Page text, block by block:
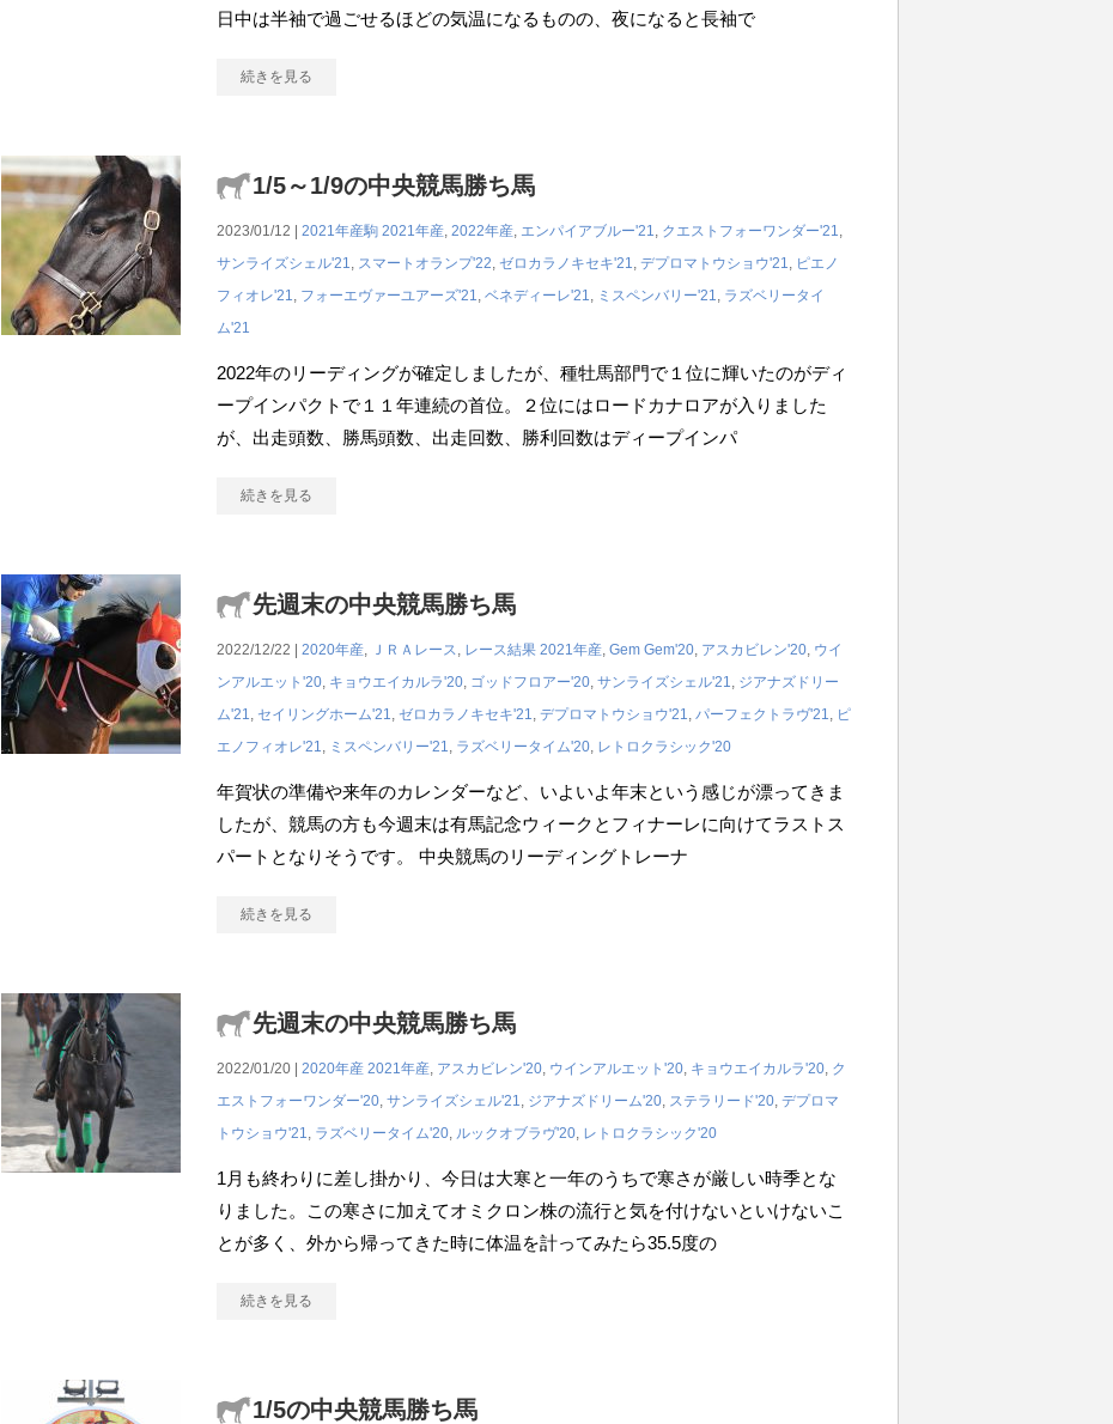
日中は半袖で過ごせるほどの気温になるものの、夜になると長袖で
続きを見る
1/5～1/9の中央競馬勝ち馬
2023/01/12 | 2021年産駒 2021年産, 2022年産, エンパイアブルー'21, クエストフォーワンダー'21,
サンライズシェル'21, スマートオランプ'22, ゼロカラノキセキ'21, デプロマトウショウ'21, ピエノ
フィオレ'21, フォーエヴァーユアーズ'21, ベネディーレ'21, ミスペンバリー'21, ラズベリータイ
ム'21
2022年のリーディングが確定しましたが、種牡馬部門で１位に輝いたのがディ
ープインパクトで１１年連続の首位。２位にはロードカナロアが入りました
が、出走頭数、勝馬頭数、出走回数、勝利回数はディープインパ
続きを見る
先週末の中央競馬勝ち馬
2022/12/22 | 2020年産, ＪＲＡレース, レース結果 2021年産, Gem Gem'20, アスカビレン'20, ウイ
ンアルエット'20, キョウエイカルラ'20, ゴッドフロアー'20, サンライズシェル'21, ジアナズドリー
ム'21, セイリングホーム'21, ゼロカラノキセキ'21, デプロマトウショウ'21, パーフェクトラヴ'21, ピ
エノフィオレ'21, ミスペンバリー'21, ラズベリータイム'20, レトロクラシック'20
年賀状の準備や来年のカレンダーなど、いよいよ年末という感じが漂ってきま
したが、競馬の方も今週末は有馬記念ウィークとフィナーレに向けてラストス
パートとなりそうです。 中央競馬のリーディングトレーナ
続きを見る
先週末の中央競馬勝ち馬
2022/01/20 | 2020年産 2021年産, アスカビレン'20, ウインアルエット'20, キョウエイカルラ'20, ク
エストフォーワンダー'20, サンライズシェル'21, ジアナズドリーム'20, ステラリード'20, デプロマ
トウショウ'21, ラズベリータイム'20, ルックオブラヴ'20, レトロクラシック'20
1月も終わりに差し掛かり、今日は大寒と一年のうちで寒さが厳しい時季とな
りました。この寒さに加えてオミクロン株の流行と気を付けないといけないこ
とが多く、外から帰ってきた時に体温を計ってみたら35.5度の
続きを見る
1/5の中央競馬勝ち馬